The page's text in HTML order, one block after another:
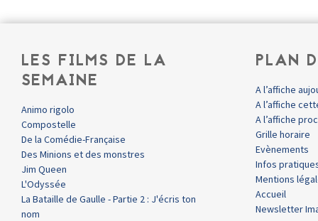
LES FILMS DE LA
SEMAINE
Animo rigolo
Compostelle
De la Comédie-Française
Des Minions et des monstres
Jim Queen
L'Odyssée
La Bataille de Gaulle - Partie 2 : J'écris ton
nom
PLAN
A l’affiche
A l’affiche
A l’affiche
Grille horaire
Evènements
Infos
Mentions
Accueil
Newsletter